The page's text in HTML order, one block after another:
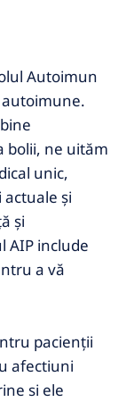
Autoimun
autoimune.
bolii, ne uităm
unic,
și
și
AIP include
a vă
pacienții
afectiuni
si ele